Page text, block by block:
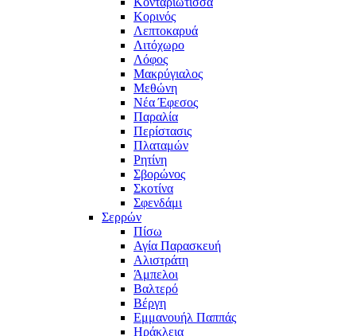
Κορινός
Λεπτοκαρυά
Λιτόχωρο
Λόφος
Μακρύγιαλος
Μεθώνη
Νέα Έφεσος
Παραλία
Περίστασις
Πλαταμών
Ρητίνη
Σβορώνος
Σκοτίνα
Σφενδάμι
Σερρών
Πίσω
Αγία Παρασκευή
Αλιστράτη
Άμπελοι
Βαλτερό
Βέργη
Εμμανουήλ Παππάς
Ηράκλεια